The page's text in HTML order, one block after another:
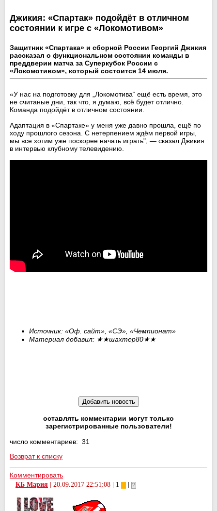
Джикия: «Спартак» подойдёт в отличном
состоянии к игре с «Локомотивом»
Защитник «Спартака» и сборной России Георгий Джикия
рассказал о функциональном состоянии команды в
преддверии матча за Суперкубок России с
«Локомотивом», который состоится 14 июля.
«У нас на подготовку для „Локомотива“ ещё есть время, это
не считаные дни, так что, я думаю, всё будет отлично.
Команда подойдёт в отличном состоянии.
Адаптация в «Спартаке» у меня уже давно прошла, ещё по
ходу прошлого сезона. С нетерпением ждём первой игры,
мы все хотим уже поскорее начать играть", — сказал Джикия
в интервью клубному телевидению.
Источник: «Оф. сайт», «СЭ», «Чемпионат»
Материал добавил: ★★шахтер80★★
оставлять комментарии могут только
зарегистрированные пользователи!
число комментариев: 31
Возврат к списку
Комментировать
КБ Мария 20.09.2017 22:51:08 | 1